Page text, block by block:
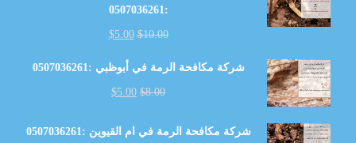
:0507036261
$10.00
$5.00
شركة مكافحة الرمة في أبوظبي :0507036261
$8.00
$5.00
شركة مكافحة الرمة في ام القيوين :0507036261